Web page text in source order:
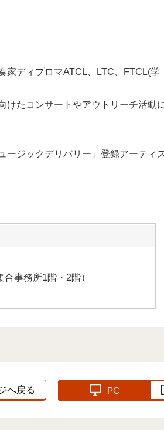
家ディプロマATCL、LTC、FTCL(学
けたコンサートやアウトリーチ活動
ージックデリバリー」登録アーティ
事務所1階・2階）
へ戻る PC